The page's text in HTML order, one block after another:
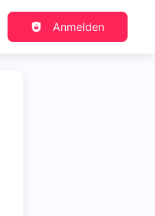
Anmelden